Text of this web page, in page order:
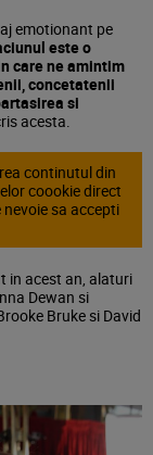
emotionant pe
este o
care ne amintim
concetatenii
si
acesta.
continutul din
coookie direct
nevoie sa accepti
in acest an, alaturi
Dewan si
Bruke si David